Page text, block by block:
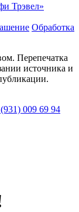
Трэвeл»
Обработка
Перепечатка
источника и
009 69 94